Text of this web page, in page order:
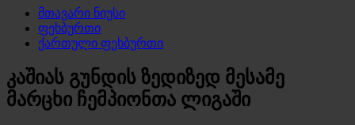
მთავარი ნიუსი
ფეხბურთი
ქართული ფეხბურთი
კაშიას გუნდის ზედიზედ მესამე
მარცხი ჩემპიონთა ლიგაში